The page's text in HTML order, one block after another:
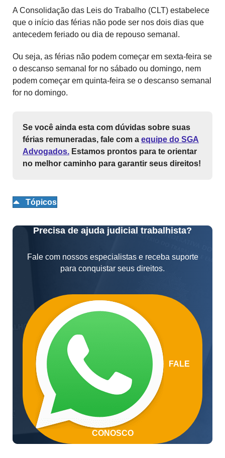
A Consolidação das Leis do Trabalho (CLT) estabelece
que o início das férias não pode ser nos dois dias que
antecedem feriado ou dia de repouso semanal.
Ou seja, as férias não podem começar em sexta-feira se
o descanso semanal for no sábado ou domingo, nem
podem começar em quinta-feira se o descanso semanal
for no domingo.
Se você ainda esta com dúvidas sobre suas
férias remuneradas, fale com a equipe do SGA
Advogados. Estamos prontos para te orientar
no melhor caminho para garantir seus direitos!
Tópicos
Precisa de ajuda judicial trabalhista?
Fale com nossos especialistas e receba suporte
para conquistar seus direitos.
FALE
CONOSCO